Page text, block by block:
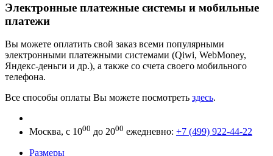
Электронные платежные системы и мобильные
платежи
Вы можете оплатить свой заказ всеми популярными
электронными платежными системами (Qiwi, WebMoney,
Яндекс-деньги и др.), а также со счета своего мобильного
телефона.
Все способы оплаты Вы можете посмотреть здесь.
Москва, с 1000 до 2000 ежедневно: +7 (499) 922-44-22
Размеры